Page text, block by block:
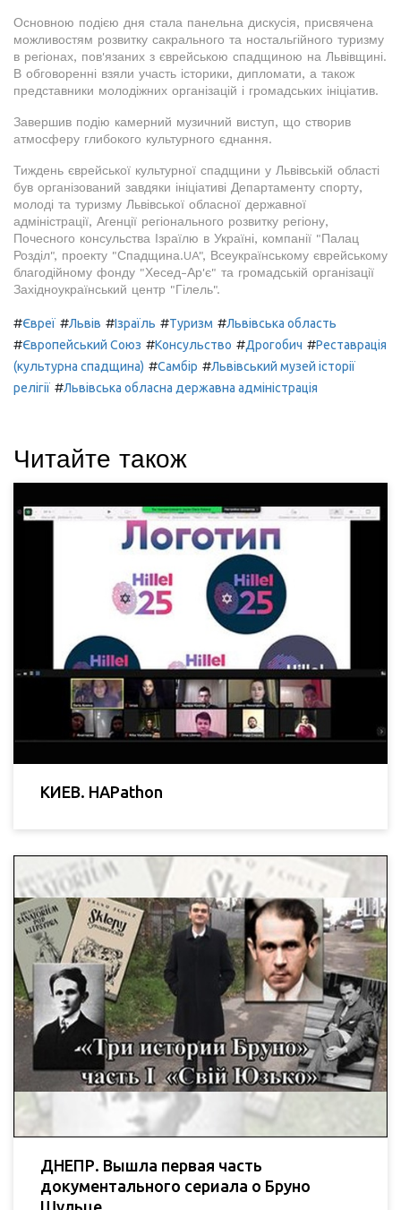
Основною подією дня стала панельна дискусія, присвячена
можливостям розвитку сакрального та ностальгійного туризму
в регіонах, пов'язаних з єврейською спадщиною на Львівщині.
В обговоренні взяли участь історики, дипломати, а також
представники молодіжних організацій і громадських ініціатив.
Завершив подію камерний музичний виступ, що створив
атмосферу глибокого культурного єднання.
Тиждень єврейської культурної спадщини у Львівській області
був організований завдяки ініціативі Департаменту спорту,
молоді та туризму Львівської обласної державної
адміністрації, Агенції регіонального розвитку регіону,
Почесного консульства Ізраїлю в Україні, компанії "Палац
Розділ", проекту "Спадщина.UA", Всеукраїнському єврейському
благодійному фонду "Хесед-Ар'є" та громадській організації
Західноукраїнський центр "Гілель".
#Євреї #Львів #Ізраїль #Туризм #Львівська область
#Європейський Союз #Консульство #Дрогобич #Реставрація
(культурна спадщина) #Самбір #Львівський музей історії
релігії #Львівська обласна державна адміністрація
Читайте також
КИЕВ. HAPathon
ДНЕПР. Вышла первая часть
документального сериала о Бруно
Шульце